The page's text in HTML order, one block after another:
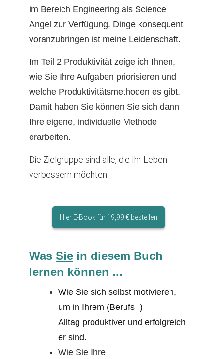
im Bereich Engineering als Science
Angel zur Verfügung. Dinge konsequent
voranzubringen ist meine Leidenschaft.
Im Teil 2 Produktivität zeige ich Ihnen,
wie Sie Ihre Aufgaben priorisieren und
welche Produktivitätsmethoden es gibt.
Damit haben Sie können Sie sich dann
Ihre eigene, individuelle Methode
erarbeiten.
Die Zielgruppe sind alle, die Ihr Leben
verbessern möchten.
Hier E-Book für 19,99 € bestellen
Was Sie in diesem Buch
lernen können ...
Wie Sie sich selbst motivieren,
um in Ihrem (Berufs- )
Alltag produktiver und erfolgreich
er sind.
Wie Sie Ihre